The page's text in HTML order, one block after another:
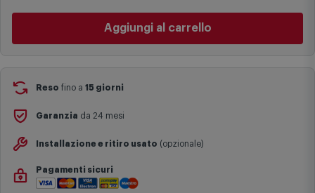
complesse come isole e regioni montane, consegna nei periodi
festivi e ricorrenze principali o in circostanze eccezionali).
Si ricorda inoltre che i prodotti acquistati in modalità di
Aggiungi al carrello
Reso fino a 15 giorni
Garanzia da 24 mesi
Installazione e ritiro usato (opzionale)
Pagamenti sicuri